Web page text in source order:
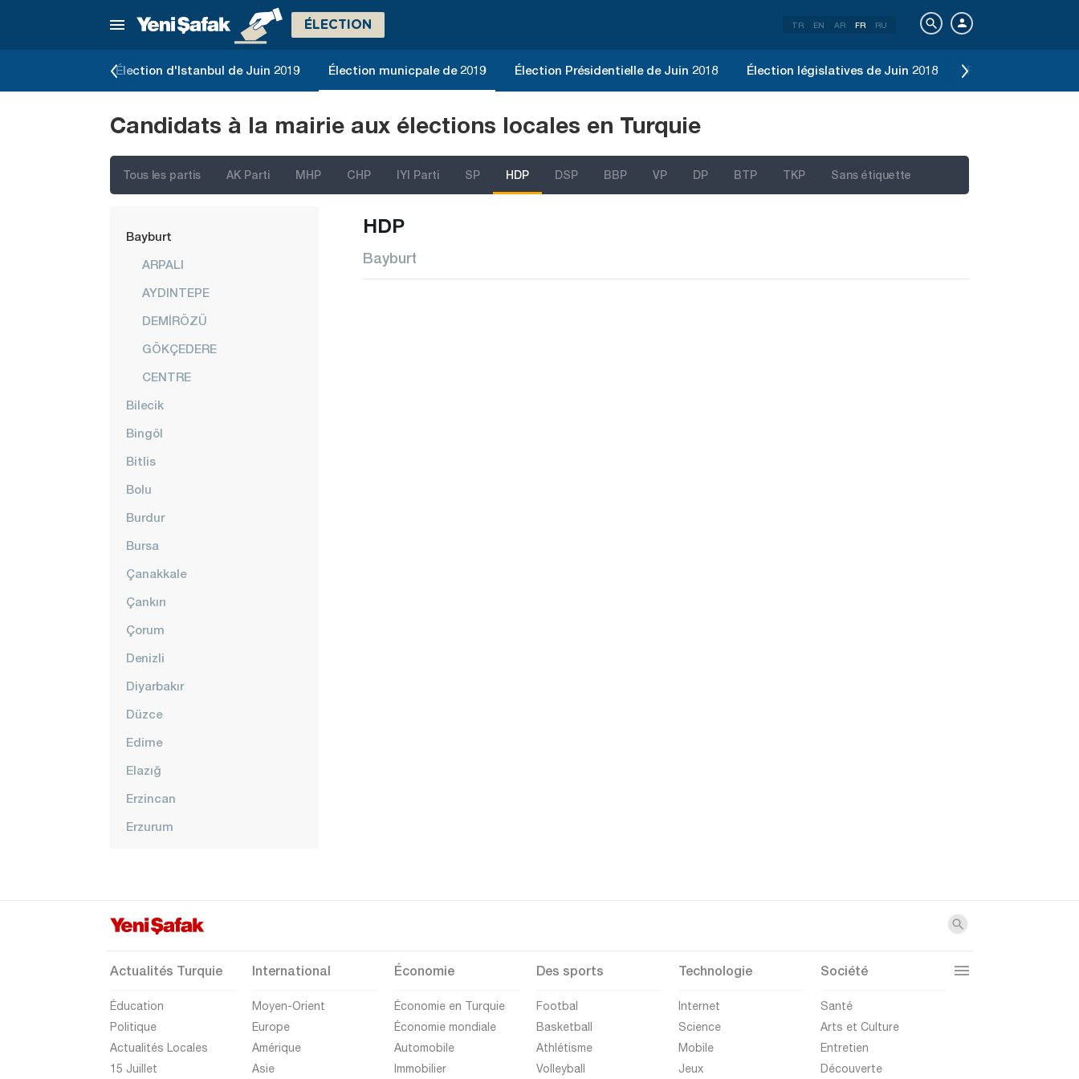
ÉLECTION TR EN AR FR RU
Élection d'Istanbul de Juin 2019 Élection municpale de 2019 Élection Présidentielle de Juin 2018 Élection législatives de Juin 2018 Référendum
Candidats à la mairie aux élections locales en Turquie
Tous les partis AK Parti MHP CHP IYI Parti SP HDP DSP BBP VP DP BTP TKP Sans étiquette
Ardahan
Artvin
Aydın
Bartın
Bayburt
ARPALI
AYDINTEPE
DEMİRÖZÜ
GÖKÇEDERE
CENTRE
Bilecik
Bingöl
Bitlis
Bolu
Burdur
Bursa
Çanakkale
Çankırı
Çorum
Denizli
Diyarbakır
Düzce
Edirne
Elazığ
Erzincan
Erzurum
Gümüşhane
Hakkari
Iğdır
Isparta
HDP
Bayburt
Actualités Turquie
Éducation
Politique
Actualités Locales
15 Juillet
International
Moyen-Orient
Europe
Amérique
Asie
Économie
Économie en Turquie
Économie mondiale
Automobile
Immobilier
Des sports
Footbal
Basketball
Athlétisme
Volleyball
Technologie
Internet
Science
Mobile
Jeux
Société
Santé
Arts et Culture
Entretien
Découverte